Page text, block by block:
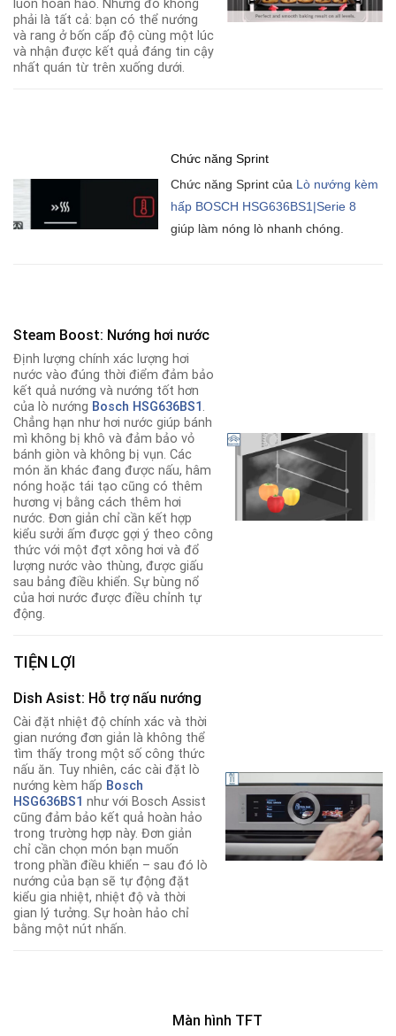
luôn hoàn hảo. Nhưng đó không
phải là tất cả: bạn có thể nướng
và rang ở bốn cấp độ cùng một lúc
và nhận được kết quả đáng tin cậy
nhất quán từ trên xuống dưới.
Chức năng Sprint
Chức năng Sprint của Lò nướng kèm
hấp BOSCH HSG636BS1|Serie 8
giúp làm nóng lò nhanh chóng.
Steam Boost: Nướng hơi nước
Định lượng chính xác lượng hơi
nước vào đúng thời điểm đảm bảo
kết quả nướng và nướng tốt hơn
của lò nướng Bosch HSG636BS1 .
Chẳng hạn như hơi nước giúp bánh
mì không bị khô và đảm bảo vỏ
bánh giòn và không bị vụn. Các
món ăn khác đang được nấu, hâm
nóng hoặc tái tạo cũng có thêm
hương vị bằng cách thêm hơi
nước. Đơn giản chỉ cần kết hợp
kiểu sưởi ấm được gợi ý theo công
thức với một đợt xông hơi và đổ
lượng nước vào thùng, được giấu
sau bảng điều khiển. Sự bùng nổ
của hơi nước được điều chỉnh tự
động.
TIỆN LỢI
Dish Asist: Hỗ trợ nấu nướng
Cài đặt nhiệt độ chính xác và thời
gian nướng đơn giản là không thể
tìm thấy trong một số công thức
nấu ăn. Tuy nhiên, các cài đặt lò
nướng kèm hấp Bosch
HSG636BS1 như với Bosch Assist
cũng đảm bảo kết quả hoàn hảo
trong trường hợp này. Đơn giản
chỉ cần chọn món bạn muốn
trong phần điều khiển – sau đó lò
nướng của bạn sẽ tự động đặt
kiểu gia nhiệt, nhiệt độ và thời
gian lý tưởng. Sự hoàn hảo chỉ
bằng một nút nhấn.
Màn hình TFT